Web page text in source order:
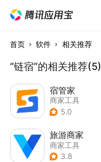
首页 软件 相关推荐
“链宿”的相关推荐(5)
宿管家
商家工具
5.0
旅游商家
商家工具
3.8